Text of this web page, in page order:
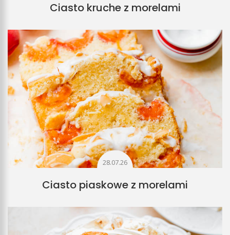
Ciasto kruche z morelami
28.07.26
Ciasto piaskowe z morelami